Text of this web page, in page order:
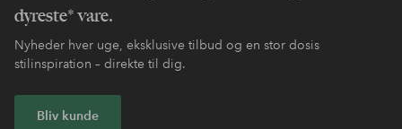
dyreste* vare.
Nyheder hver uge, eksklusive tilbud og en stor dosis
stilinspiration – direkte til dig.
Bliv kunde